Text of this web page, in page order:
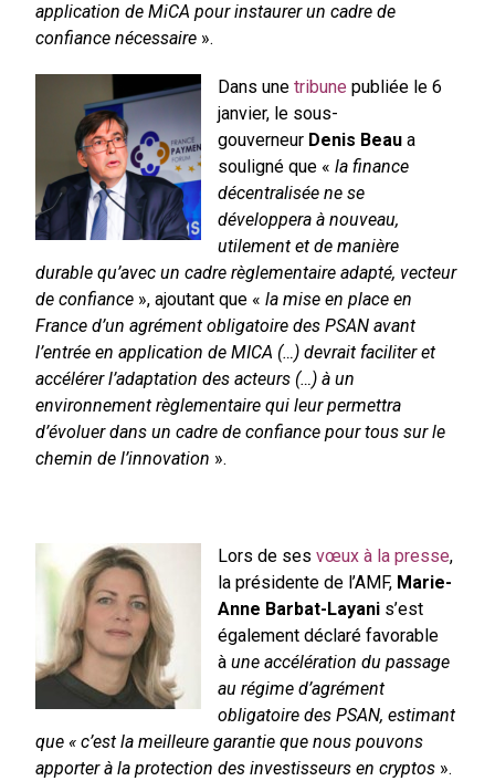
application de MiCA pour instaurer un cadre de
confiance nécessaire ».
Dans unetribune publiée le 6
janvier, le sous-
gouverneur Denis Beau a
souligné que «la finance
décentralisée ne se
développera à nouveau,
utilement et de manière
durable qu’avec un cadre règlementaire adapté, vecteur
de confiance », ajoutant que «la mise en place en
France d’un agrément obligatoire des PSAN avant
l’entrée en application de MICA (…) devrait faciliter et
accélérer l’adaptation des acteurs (…) à un
environnement règlementaire qui leur permettra
d’évoluer dans un cadre de confiance pour tous sur le
chemin de l’innovation ».
Lors de sesvœux à la presse,
la présidente de l’AMF, Marie-
Anne Barbat-Layani s’est
également déclaré favorable
àune accélération du passage
au régime d’agrément
obligatoire des PSAN, estimant
que « c’est la meilleure garantie que nous pouvons
apporter à la protection des investisseurs en cryptos ».